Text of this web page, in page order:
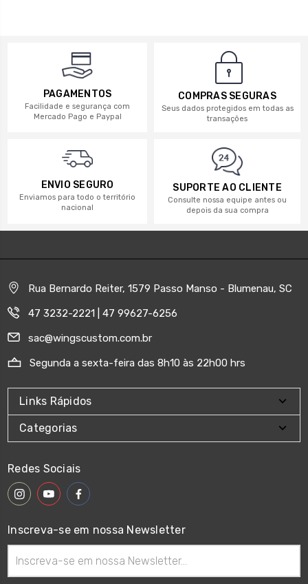
PAGAMENTOS
Facilidade e segurança com
Mercado Pago e Paypal
COMPRAS SEGURAS
Seus dados protegidos em todas as
transações
ENVIO SEGURO
Enviamos para todo o território
nacional
SUPORTE AO CLIENTE
Consulte nossa equipe antes ou
depois da sua compra
Rua Bernardo Reiter, 1579 Passo Manso - Blumenau, SC
47 3232-2221 | 47 99627-6256
sac@wingscustom.com.br
Segunda a sexta-feira das 8h10 às 22h00 hrs
Links Rápidos
Categorias
Redes Sociais
Inscreva-se em nossa Newsletter
de
email